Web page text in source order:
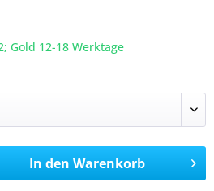
Gold 12-18 Werktage
In den Warenkorb